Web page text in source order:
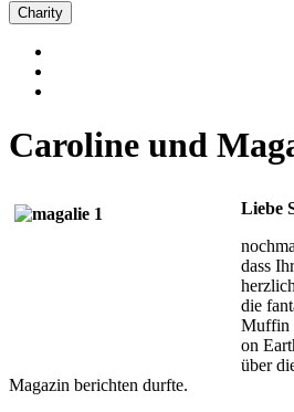
Charity
Caroline und
Liebe
dass
die
Muffin
on
über
Magazin berichten durfte.